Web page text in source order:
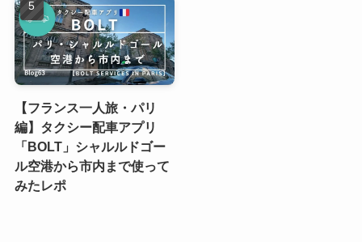
【フランス一人旅・パリ
編】タクシー配車アプリ
「BOLT」シャルルドゴー
ル空港から市内まで使って
みたレポ